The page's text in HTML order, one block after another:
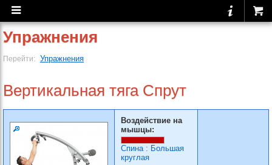
Упражнения
Перейти: Упражнения
Вертикальная тяга Спрут
Воздействие на
мышцы:
Спина: Большая
круглая